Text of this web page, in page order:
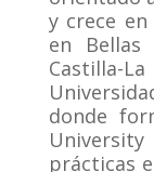
y crece
en
Castilla-
donde
prácticas